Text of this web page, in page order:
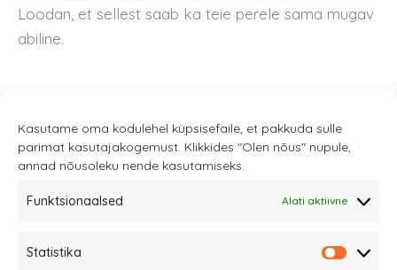
Kasutame oma kodulehel küpsisefaile, et pakkuda sulle
parimat kasutajakogemust. Klikkides "Olen nõus" nupule,
annad nõusoleku nende kasutamiseks.
Funktsionaalsed Alati aktiivne
Statistika
Loodan, et sellest saab ka teie perele sama mugav
abiline.